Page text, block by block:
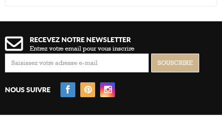
RECEVEZ NOTRE NEWSLETTER
Entrez votre email pour vous inscrire
NOUS SUIVRE